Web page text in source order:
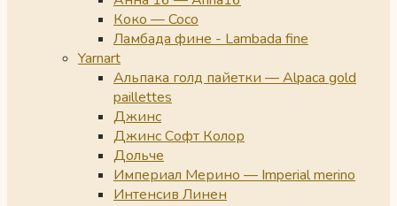
Коко — Coco
Ламбада фине - Lambada fine
Yarnart
Альпака голд пайетки — Alpaca gold
paillettes
Джинс
Джинс Софт Колор
Дольче
Империал Мерино — Imperial merino
Интенсив Линен